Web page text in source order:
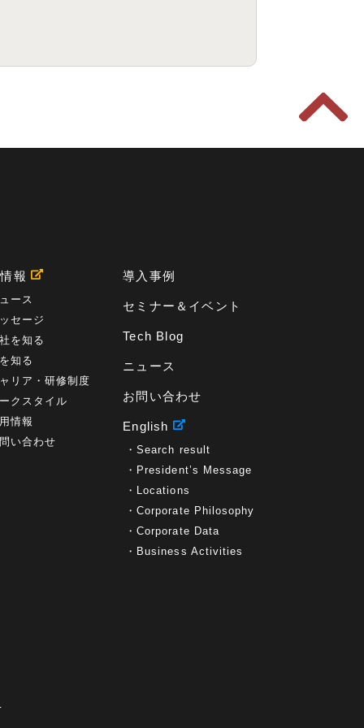
報
ース
セージ
を知る
知る
リア・研修制度
クスタイル
情報
い合わせ
導入事例
セミナー＆イベント
Tech Blog
ニュース
お問い合わせ
English
Search result
President’s Message
Locations
Corporate Philosophy
Corporate Data
Business Activities